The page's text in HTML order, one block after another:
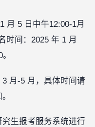
月 5 日中午12:00-1月
时间：2025 年 1 月
月-5 月，具体时间请
究生报考服务系统进行